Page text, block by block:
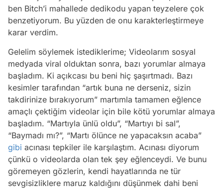
ben Bitch’i mahallede dedikodu yapan teyzelere çok
benzetiyorum. Bu yüzden de onu karakterleştirmeye
karar verdim.
Gelelim söylemek istediklerime; Videolarım sosyal
medyada viral olduktan sonra, bazı yorumlar almaya
başladım. Ki açıkcası bu beni hiç şaşırtmadı. Bazı
kesimler tarafından “artık buna ne derseniz, sizin
takdirinize bırakıyorum” martımla tamamen eğlence
amaçlı çektiğim videolar için bile kötü yorumlar almaya
başladım. “Martıyla ünlü oldu”, “Martıyı bi sal”,
“Baymadı mı?”, “Martı ölünce ne yapacaksın acaba”
gibi acınası tepkiler ile karşılaştım. Acınası diyorum
çünkü o videolarda olan tek şey eğlenceydi. Ve bunu
göremeyen gözlerin, kendi hayatlarında ne tür
sevgisizliklere maruz kaldığını düşünmek dahi beni